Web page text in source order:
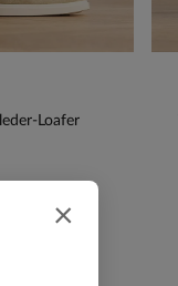
Loafer
×